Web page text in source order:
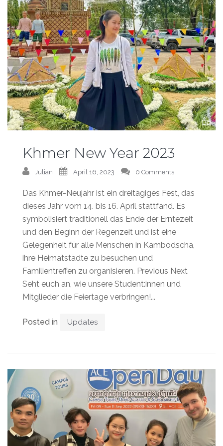
Khmer New Year 2023
Julian April 16, 2023 0 Comments
Das Khmer-Neujahr ist ein dreitägiges Fest, das
dieses Jahr vom 14. bis 16. April stattfand. Es
symbolisiert traditionell das Ende der Erntezeit
und den Beginn der Regenzeit und ist eine
Gelegenheit für alle Menschen in Kambodscha,
ihre Heimatstädte zu besuchen und
Familientreffen zu organisieren. Previous Next
Seht euch an, wie unsere Student:innen und
Mitglieder die Feiertage verbringen!...
Posted in Updates